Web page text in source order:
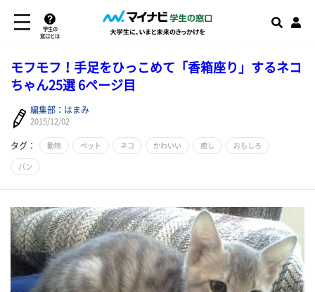
学生の
窓口とは
モフモフ！手足をひっこめて「香箱座り」するネコ
ちゃん25選 6ページ目
編集部：はまみ
2015/12/02
タグ： 動物 ペット ネコ かわいい 癒し おもしろ
パン